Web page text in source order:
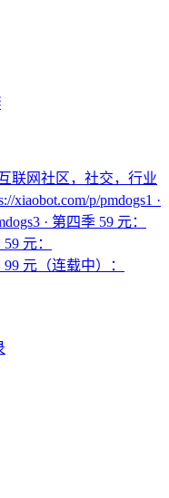
联网社区，社交，行业
xiaobot.com/p/pmdogs1 ·
· 第四季 59 元：
元：
99 元（连载中）：